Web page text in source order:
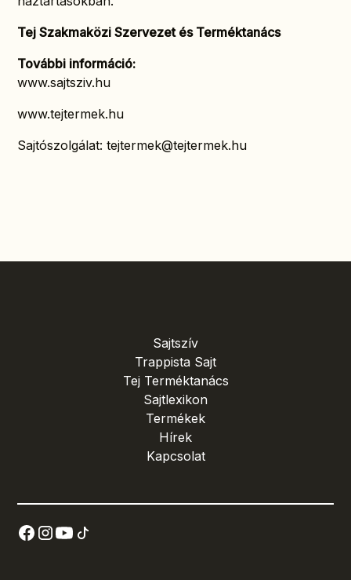
Tej Szakmaközi Szervezet és Terméktanács
További információ:
www.sajtsziv.hu
www.tejtermek.hu
Sajtószolgálat:tejtermek@tejtermek.hu
Sajtszív
Trappista Sajt
Tej Terméktanács
Sajtlexikon
Termékek
Hírek
Kapcsolat